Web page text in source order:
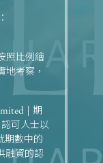
照比例繪
考察，
| 期
可人士以
期數中的
融資的認